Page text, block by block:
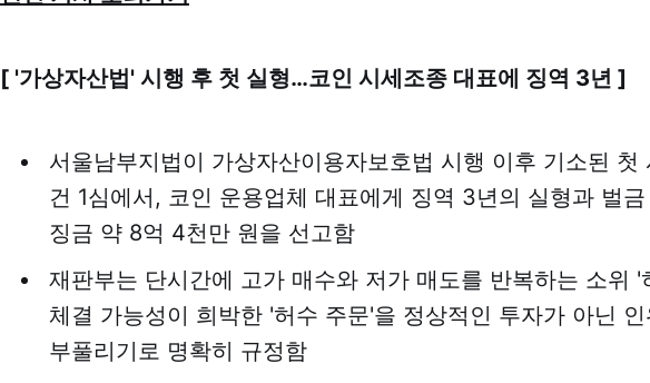
[ '가상자산법' 시행 후 첫 실형…코인 시세조종 대표에 징역 3년 ]
서울남부지법이 가상자산이용자보호법 시행 이후 기소된 첫
건 1심에서, 코인 운용업체 대표에게 징역 3년의 실형과 벌
징금 약 8억 4천만 원을 선고함
재판부는 단시간에 고가 매수와 저가 매도를 반복하는 소위 '
체결 가능성이 희박한 '허수 주문'을 정상적인 투자가 아닌
부풀리기로 명확히 규정함